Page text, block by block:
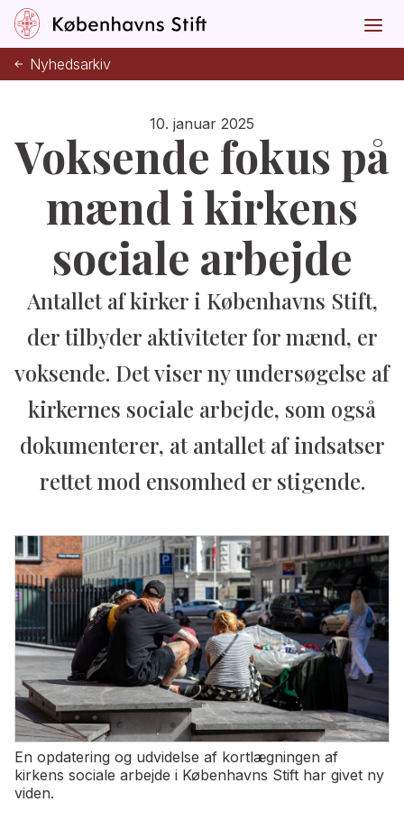
Nyhedsarkiv
10. januar 2025
Voksende fokus på
mænd i kirkens
sociale arbejde
Antallet af kirker i Københavns Stift,
der tilbyder aktiviteter for mænd, er
voksende. Det viser ny undersøgelse af
kirkernes sociale arbejde, som også
dokumenterer, at antallet af indsatser
rettet mod ensomhed er stigende.
En opdatering og udvidelse af kortlægningen af
kirkens sociale arbejde i Københavns Stift har givet ny
viden.